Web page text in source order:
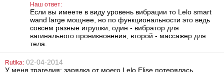
соски Alligator
Наш ответ:
Если вы имеете в виду уровень вибрации то Lelo smart
wand large мощнее, но по функциональности это ведь
совсем разные игрушки, один - вибратор для
вагинального проникновения, второй - массажер для
тела.
Rutika: 02-04-2014
У меня трагедия: зарядка от моего Lelo Elise потерялась,